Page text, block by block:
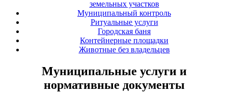
земельных участков
Муниципальный контроль
Ритуальные услуги
Городская баня
Контейнерные площадки
Животные без владельцев
Муниципальные услуги и
нормативные документы